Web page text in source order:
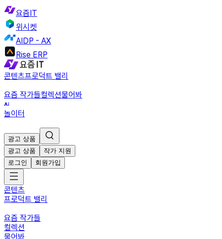
요즘IT
위시켓
AIDP - AX
Rise ERP
콘텐츠프로덕트 밸리
요즘 작가들컬렉션물어봐
놀이터
광고 상품
광고 상품
작가 지원
로그인
회원가입
콘텐츠
프로덕트 밸리
요즘 작가들
컬렉션
물어봐